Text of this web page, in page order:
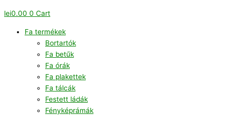
lei0.00 0 Cart
Fa termékek
Bortartók
Fa betűk
Fa órák
Fa plakettek
Fa tálcák
Festett ládák
Fényképrámák